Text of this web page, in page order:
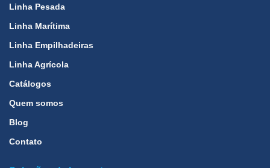
Linha Pesada
Linha Marítima
Linha Empilhadeiras
Linha Agrícola
Catálogos
Quem somos
Blog
Contato